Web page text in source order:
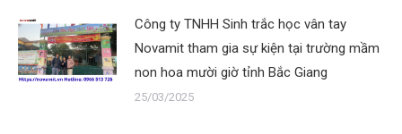
Công ty TNHH Sinh trắc học vân tay
Novamit tham gia sự kiện tại trường mầm
non hoa mười giờ tỉnh Bắc Giang
25/03/2025